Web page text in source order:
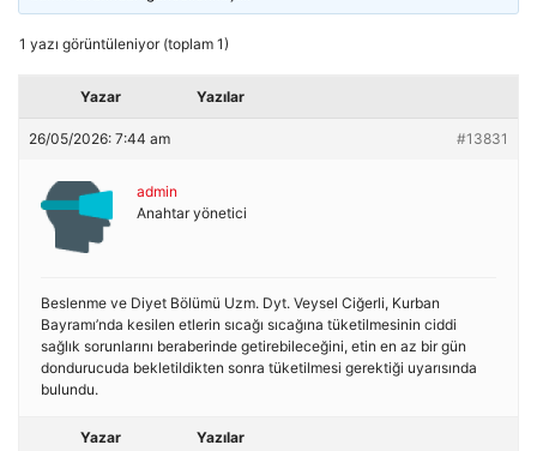
1 yazı görüntüleniyor (toplam 1)
Yazar Yazılar
26/05/2026: 7:44 am #13831
admin
Anahtar yönetici
Beslenme ve Diyet Bölümü Uzm. Dyt. Veysel Ciğerli, Kurban
Bayramı’nda kesilen etlerin sıcağı sıcağına tüketilmesinin ciddi
sağlık sorunlarını beraberinde getirebileceğini, etin en az bir gün
dondurucuda bekletildikten sonra tüketilmesi gerektiği uyarısında
bulundu.
Yazar Yazılar